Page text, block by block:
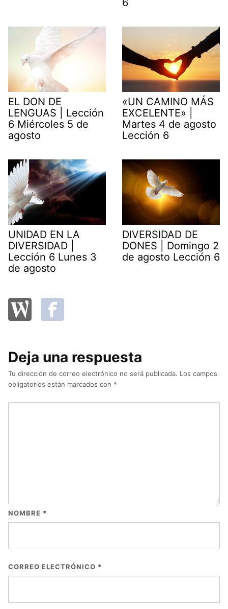
EL DON DE
LENGUAS | Lección
6 Miércoles 5 de
agosto
«UN CAMINO MÁS
EXCELENTE» |
Martes 4 de agosto
Lección 6
UNIDAD EN LA
DIVERSIDAD |
Lección 6 Lunes 3
de agosto
DIVERSIDAD DE
DONES | Domingo 2
de agosto Lección 6
Deja una respuesta
Tu dirección de correo electrónico no será publicada. Los campos
obligatorios están marcados con *
NOMBRE *
CORREO ELECTRÓNICO *